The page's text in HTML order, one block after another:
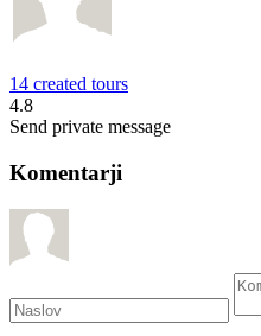
14 created tours
4.8
Send private message
Komentarji